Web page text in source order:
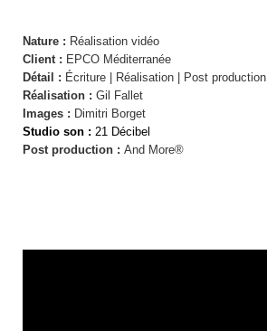
Nature : Réalisation vidéo
Client : EPCO Méditerranée
Détail : Écriture | Réalisation | Post production
Réalisation : Gil Fallet
Images : Dimitri Borget
Studio son : 21 Décibel
Post production : And More®